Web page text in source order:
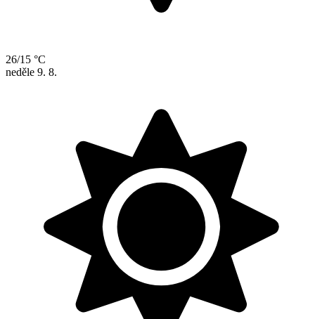
26/15 °C
neděle 9. 8.